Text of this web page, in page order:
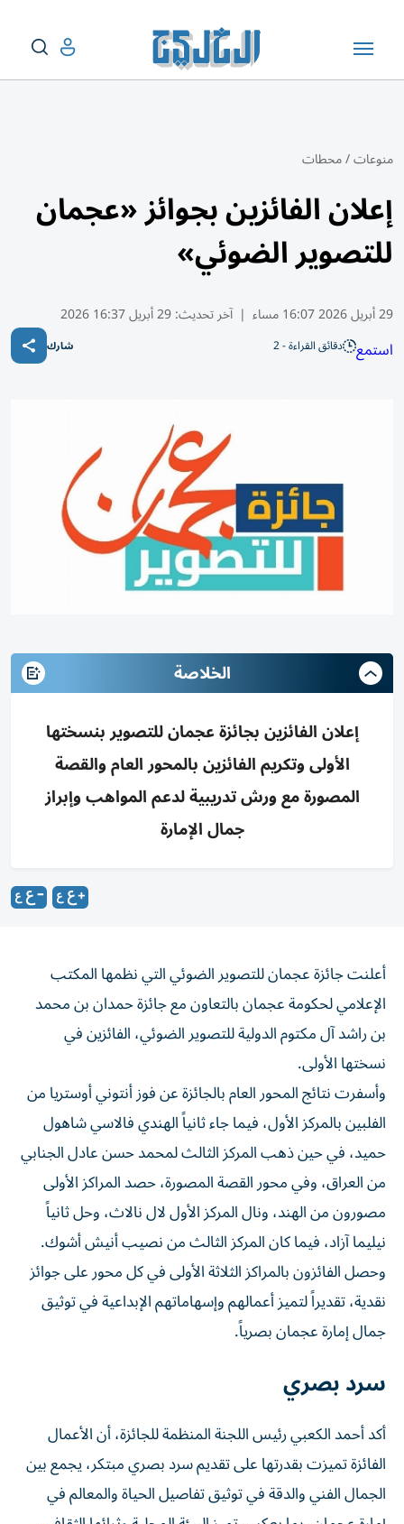
منوعات/محطات
إعلان الفائزين بجوائز «عجمان
للتصوير الضوئي»
29 أبريل 2026 16:07 مساء | آخر تحديث:29 أبريل 16:37 2026
استمع دقائق القراءة - 2 شارك
الخلاصة
إعلان الفائزين بجائزة عجمان للتصوير بنسختها
الأولى وتكريم الفائزين بالمحور العام والقصة
المصورة مع ورش تدريبية لدعم المواهب وإبراز
جمال الإمارة
أعلنت جائزة عجمان للتصوير الضوئي التي نظمها المكتب
الإعلامي لحكومة عجمان بالتعاون مع جائزة حمدان بن محمد
بن راشد آل مكتوم الدولية للتصوير الضوئي، الفائزين في
نسختها الأولى.
وأسفرت نتائج المحور العام بالجائزة عن فوز أنتوني أوستريا من
الفلبين بالمركز الأول، فيما جاء ثانياً الهندي فالاسي شاهول
حميد، في حين ذهب المركز الثالث لمحمد حسن عادل الجنابي
من العراق، وفي محور القصة المصورة، حصد المراكز الأولى
مصورون من الهند، ونال المركز الأول لال نالاث، وحل ثانياً
نيليما آزاد، فيما كان المركز الثالث من نصيب أنيش أشوك.
وحصل الفائزون بالمراكز الثلاثة الأولى في كل محور على جوائز
نقدية، تقديراً لتميز أعمالهم وإسهاماتهم الإبداعية في توثيق
جمال إمارة عجمان بصرياً.
سرد بصري
أكد أحمد الكعبي رئيس اللجنة المنظمة للجائزة، أن الأعمال
الفائزة تميزت بقدرتها على تقديم سرد بصري مبتكر، يجمع بين
الجمال الفني والدقة في توثيق تفاصيل الحياة والمعالم في